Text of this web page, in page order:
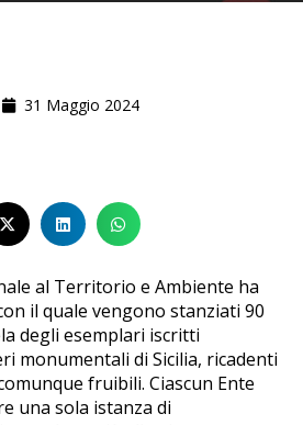
31 Maggio 2024
al Territorio e Ambiente ha
il quale vengono stanziati 90
degli esemplari iscritti
monumentali di Sicilia, ricadenti
fruibili. Ciascun Ente
una sola istanza di